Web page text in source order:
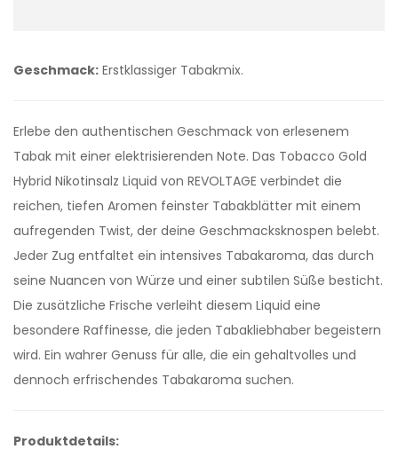
Geschmack: Erstklassiger Tabakmix.
Erlebe den authentischen Geschmack von erlesenem
Tabak mit einer elektrisierenden Note. Das Tobacco Gold
Hybrid Nikotinsalz Liquid von REVOLTAGE verbindet die
reichen, tiefen Aromen feinster Tabakblätter mit einem
aufregenden Twist, der deine Geschmacksknospen belebt.
Jeder Zug entfaltet ein intensives Tabakaroma, das durch
seine Nuancen von Würze und einer subtilen Süße besticht.
Die zusätzliche Frische verleiht diesem Liquid eine
besondere Raffinesse, die jeden Tabakliebhaber begeistern
wird. Ein wahrer Genuss für alle, die ein gehaltvolles und
dennoch erfrischendes Tabakaroma suchen.
Produktdetails: